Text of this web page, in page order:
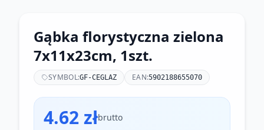
Gąbka florystyczna zielona
7x11x23cm, 1szt.
SYMBOL:GF-CEGLAZ EAN:5902188655070
4.62 złbrutto